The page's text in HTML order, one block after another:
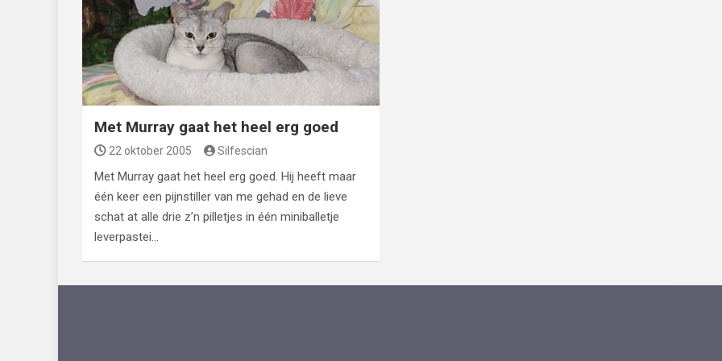
Met Murray gaat het heel erg goed
22 oktober 2005 Silfescian
Met Murray gaat het heel erg goed. Hij heeft maar
één keer een pijnstiller van me gehad en de lieve
schat at alle drie z’n pilletjes in één miniballetje
leverpastei…